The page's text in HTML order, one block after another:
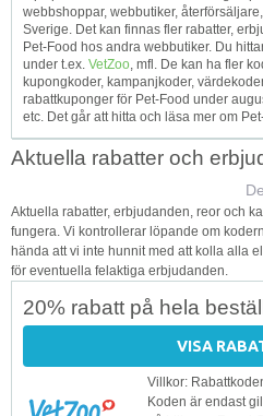
webbshoppar, webbutiker,
Sverige. Det kan finnas fler rabatter,
Pet-Food hos andra webbutiker. Du
under t.ex. VetZoo, mfl. De kan ha fler
kupongkoder, kampanjkoder,
rabattkuponger för Pet-Food under
etc. Det går att hitta och läsa mer om
Aktuella rabatter och
Aktuella rabatter, erbjudanden, reor och
fungera. Vi kontrollerar löpande om
hända att vi inte hunnit med att kolla alla
för eventuella felaktiga erbjudanden.
20% rabatt på hela
VISA
Villkor:
Koden är endast